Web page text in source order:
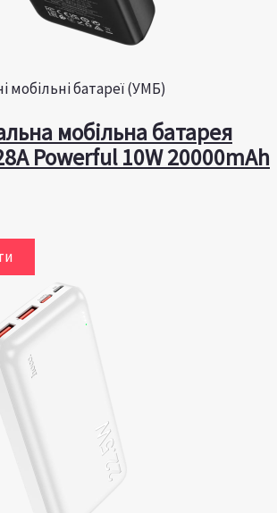
мобільні батареї (УМБ)
мобільна батарея
Powerful 10W 20000mAh